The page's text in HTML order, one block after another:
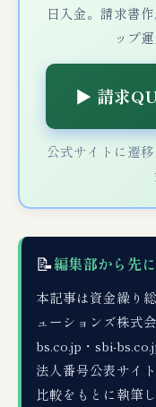
日入金。請求書
ップ
▶ 請求
公式サイトに遷
📝編集部から先
本記事は資金繰り
ューションズ株式
bs.co.jp・sbi-
法人番号公表サイ
比較をもとに執筆